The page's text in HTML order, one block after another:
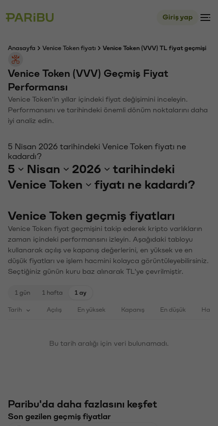
Giriş yap
Anasayfa Venice Token fiyatı Venice Token (VVV) TL fiyat geçmişi
Venice Token (VVV) Geçmiş Fiyat
Performansı
Venice Token'in yıllar içindeki fiyat değişimini inceleyin.
Performansını ve tarihindeki önemli dönüm noktalarını daha
iyi analiz edin.
5 Nisan 2026 tarihindeki Venice Token fiyatı ne
kadardı?
5 Nisan 2026
tarihindeki
Venice Token
fiyatı ne kadardı?
Venice Token geçmiş fiyatları
Venice Token fiyat geçmişini takip ederek kripto varlıkların
zaman içindeki performansını izleyin. Aşağıdaki tabloyu
kullanarak açılış ve kapanış değerlerini, en yüksek ve en
düşük fiyatları ve işlem hacmini kolayca görüntüleyebilirsiniz.
Seçtiğiniz günün kuru baz alınarak TL'ye çevrilmiştir.
1 gün 1 hafta 1 ay
Tarih Açılış En yüksek Kapanış En düşük
Bu tarih aralığı için veri bulunamadı.
Paribu'da daha fazlasını keşfet
Son gezilen geçmiş fiyatlar